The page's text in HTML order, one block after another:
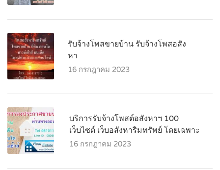
รับจ้างโพสขายบ้าน รับจ้างโพสอสัง
หา
16 กรกฎาคม 2023
บริการรับจ้างโพสต์อสังหาฯ 100
เว็บไซต์ เว็บอสังหาริมทรัพย์ โดยเฉพาะ
16 กรกฎาคม 2023